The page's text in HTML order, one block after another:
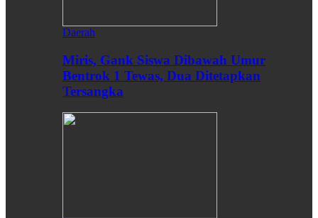
Daerah
Miris, Gank Siswa Dibawah Umur
Bentrok 1 Tewas, Dua Ditetapkan
Tersangka